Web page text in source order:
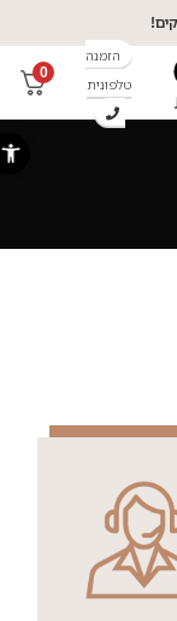
פתח
הזמנה
טלפונית
0